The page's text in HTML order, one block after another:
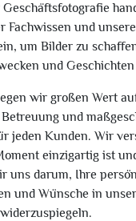
Geschäftsfotografie
Fachwissen und unsere
um Bilder zu
und
wir großen Wert
und
jeden Kunden. Wir
einzigartig ist
uns darum, Ihre
und Wünsche in